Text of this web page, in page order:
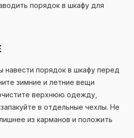
порядок в шкафу для
навести порядок в шкафу перед
зимние и летние вещи
верхнюю одежду,
в отдельные чехлы. Не
из карманов и положить